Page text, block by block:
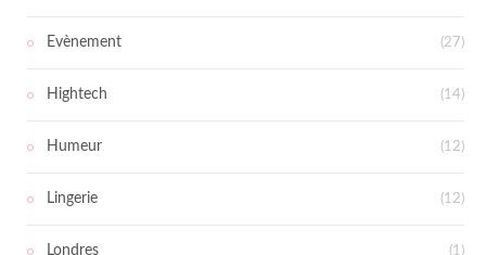
Evènement (27)
Hightech (14)
Humeur (12)
Lingerie (12)
Londres (1)